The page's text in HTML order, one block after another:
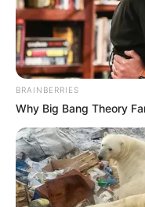
BRAINBERRIES
Why Big Bang Theory